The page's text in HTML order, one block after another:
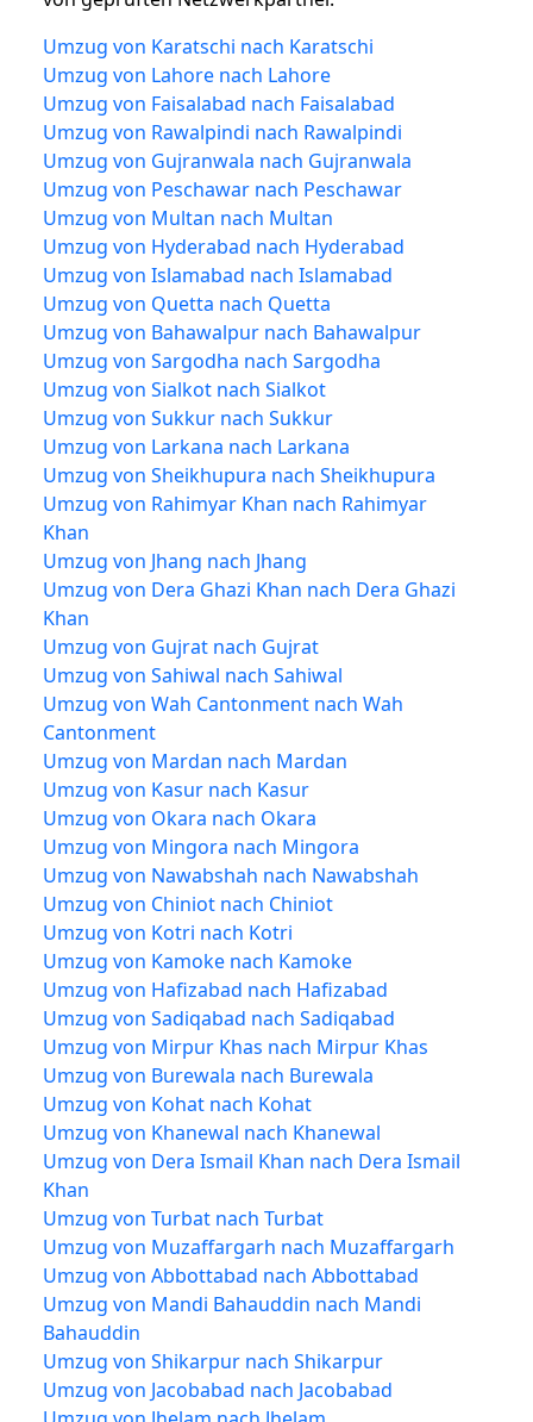
Umzug von Karatschi nach Karatschi
Umzug von Lahore nach Lahore
Umzug von Faisalabad nach Faisalabad
Umzug von Rawalpindi nach Rawalpindi
Umzug von Gujranwala nach Gujranwala
Umzug von Peschawar nach Peschawar
Umzug von Multan nach Multan
Umzug von Hyderabad nach Hyderabad
Umzug von Islamabad nach Islamabad
Umzug von Quetta nach Quetta
Umzug von Bahawalpur nach Bahawalpur
Umzug von Sargodha nach Sargodha
Umzug von Sialkot nach Sialkot
Umzug von Sukkur nach Sukkur
Umzug von Larkana nach Larkana
Umzug von Sheikhupura nach Sheikhupura
Umzug von Rahimyar Khan nach Rahimyar
Khan
Umzug von Jhang nach Jhang
Umzug von Dera Ghazi Khan nach Dera Ghazi
Khan
Umzug von Gujrat nach Gujrat
Umzug von Sahiwal nach Sahiwal
Umzug von Wah Cantonment nach Wah
Cantonment
Umzug von Mardan nach Mardan
Umzug von Kasur nach Kasur
Umzug von Okara nach Okara
Umzug von Mingora nach Mingora
Umzug von Nawabshah nach Nawabshah
Umzug von Chiniot nach Chiniot
Umzug von Kotri nach Kotri
Umzug von Kamoke nach Kamoke
Umzug von Hafizabad nach Hafizabad
Umzug von Sadiqabad nach Sadiqabad
Umzug von Mirpur Khas nach Mirpur Khas
Umzug von Burewala nach Burewala
Umzug von Kohat nach Kohat
Umzug von Khanewal nach Khanewal
Umzug von Dera Ismail Khan nach Dera Ismail
Khan
Umzug von Turbat nach Turbat
Umzug von Muzaffargarh nach Muzaffargarh
Umzug von Abbottabad nach Abbottabad
Umzug von Mandi Bahauddin nach Mandi
Bahauddin
Umzug von Shikarpur nach Shikarpur
Umzug von Jacobabad nach Jacobabad